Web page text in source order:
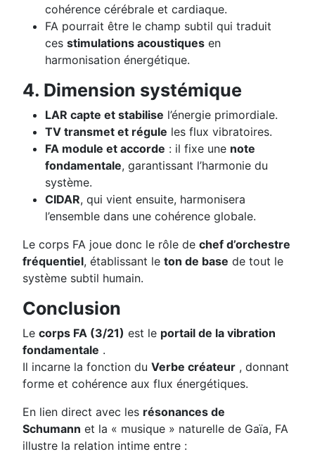
cohérence cérébrale et cardiaque.
FA pourrait être le champ subtil qui traduit
ces stimulations acoustiques en
harmonisation énergétique.
4. Dimension systémique
LAR capte et stabilise l’énergie primordiale.
TV transmet et régule les flux vibratoires.
FA module et accorde : il fixe une note
fondamentale, garantissant l’harmonie du
système.
CIDAR, qui vient ensuite, harmonisera
l’ensemble dans une cohérence globale.
Le corps FA joue donc le rôle de chef d’orchestre
fréquentiel, établissant le ton de base de tout le
système subtil humain.
Conclusion
Le corps FA (3/21) est le portail de la vibration
fondamentale .
Il incarne la fonction du Verbe créateur , donnant
forme et cohérence aux flux énergétiques.
En lien direct avec les résonances de
Schumann et la « musique » naturelle de Gaïa, FA
illustre la relation intime entre :